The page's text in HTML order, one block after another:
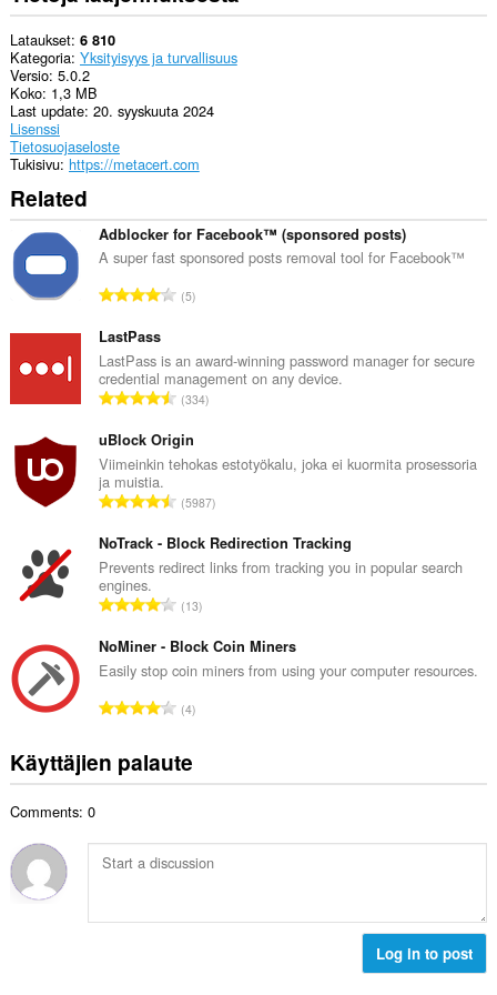
Lataukset 6 810
Kategoria Yksityisyys ja turvallisuus
Versio 5.0.2
Koko 1,3 MB
Last update 20. syyskuuta 2024
Lisenssi
Tietosuojaseloste
Tukisivu https://metacert.com
Related
Adblocker for Facebook™ (sponsored posts)
A super fast sponsored posts removal tool for Facebook™
A
i
o
i
a
y
h
e
e
s
:
5
LastPass
LastPass is an award-winning password manager for secure
credential management on any device.
A
v
i
i
a
y
h
e
e
s
:
334
uBlock Origin
Viimeinkin tehokas estotyökalu, joka ei kuormita prosessoria
ja muistia.
A
v
i
i
a
y
h
e
n
:
5987
NoTrack - Block Redirection Tracking
Prevents redirect links from tracking you in popular search
engines.
A
v
i
i
a
y
e
e
13
NoMiner - Block Coin Miners
Easily stop coin miners from using your computer resources.
A
v
i
t
a
t
4
Käyttäjien palaute
Comments: 0
Log in to post